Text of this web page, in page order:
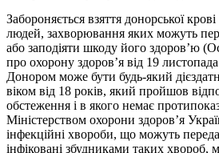
Забороняється взяття донорської
людей, захворювання яких можуть
або заподіяти шкоду його здоров’ю
про охорону здоров’я від 19
Донором може бути будь-який
віком від 18 років, який пройшов
обстеження і в якого немає
Міністерством охорони здоров’я
інфекційні хвороби, що можуть
інфіковані збудниками таких хвороб,